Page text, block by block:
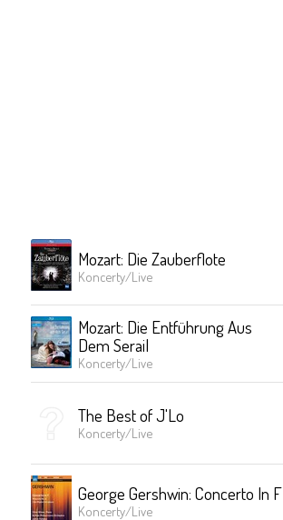
Mozart: Die Zauberflote
Koncerty/Live
Mozart: Die Entführung Aus
Dem Serail
Koncerty/Live
The Best of J'Lo
Koncerty/Live
George Gershwin: Concerto In F
Koncerty/Live